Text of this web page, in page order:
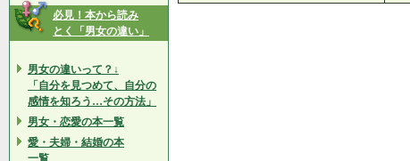
必見！本から読み
とく「男女の違い」
男女の違いって？↓
「自分を見つめて、自分の
感情を知ろう…その方法」
男女・恋愛の本一覧
愛・夫婦・結婚の本
一覧